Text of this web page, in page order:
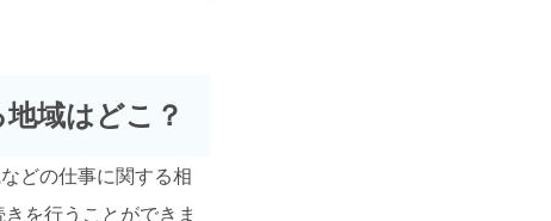
域はどこ？
どの仕事に関する相
を行うことができま